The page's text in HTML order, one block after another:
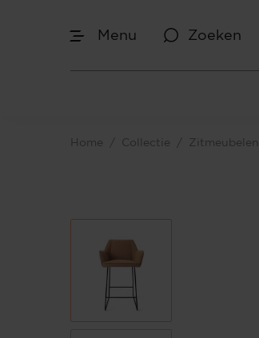
Menu Zoeken
Home / Collectie / Zitmeubelen